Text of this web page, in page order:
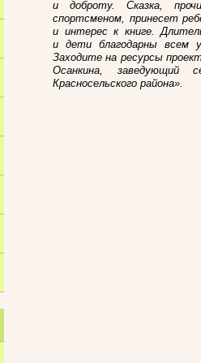
и доброту. Сказка,
спортсменом, принесет
и интерес к книге.
и дети благодарны всем
Заходите на ресурсы
Осанкина, заведующий
Красносельского района».